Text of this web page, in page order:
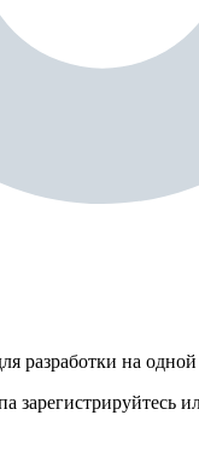
разработки на
зарегистрируйтесь